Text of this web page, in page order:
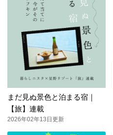
まだ見ぬ景色と泊まる宿｜
【旅】連載
2026年02年13日更新